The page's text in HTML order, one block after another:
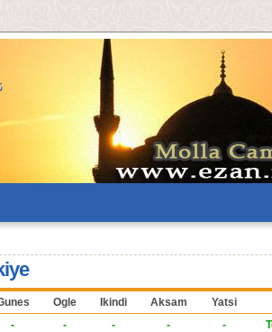
Ogle Ikindi Aksam Yatsi
- - - - -